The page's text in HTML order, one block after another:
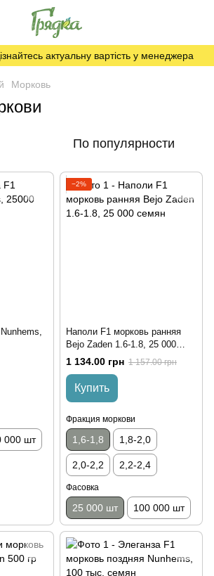
актуальну вартість у менеджера
Морковь
По популярности
000 шт
−2%
Наполи F1 морковь ранняя
Bejo Zaden 1.6-1.8, 25 000
семян
1 134.00 грн 1 157.00 грн
Купить
Фракция моркови
1,6-1,8 1,8-2,0
2,0-2,2 2,2-2,4
Фасовка
25 000 шт 100 000 шт